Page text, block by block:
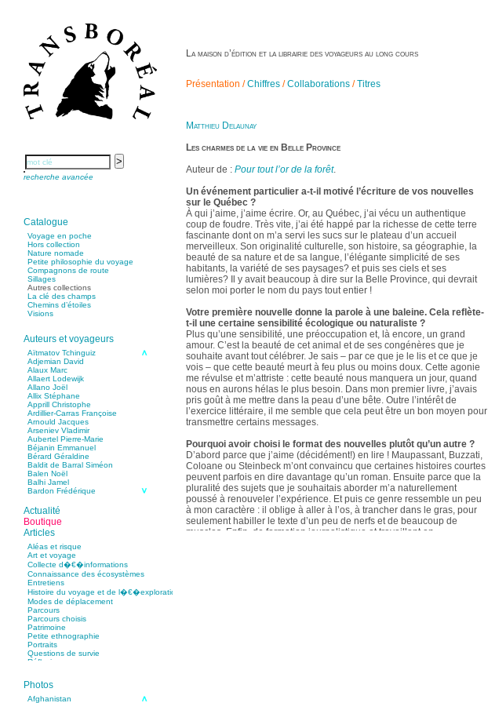
recherche avancée
Catalogue
Voyage en poche
Hors collection
Nature nomade
Petite philosophie du voyage
Compagnons de route
Sillages
Autres collections
La clé des champs
Chemins d’étoiles
Visions
Auteurs et voyageurs
Aïtmatov Tchinguiz
Adjemian David
Alaux Marc
Allaert Lodewijk
Allano Joël
Allix Stéphane
Apprill Christophe
Ardillier-Carras Françoise
Arnould Jacques
Arseniev Vladimir
Aubertel Pierre-Marie
Béjanin Emmanuel
Bérard Géraldine
Baldit de Barral Siméon
Balen Noël
Balhi Jamel
Bardon Frédérique
Bastide Fabien
Baudin Julie
Baujard Jacques
Bazin Sylvain
Bellanger Marc
Bellec Hervé
Belleville Régis
Benestar Géraldine
Benoist Yann
Bertrand Jordane
Bertrandy Antoine
Bezsonov Youri
Bideau Michel-Cosme
Billard Yannick
Blanchet Anne-Lise
Bluntzer Christophe
Bobin Mathieu
Boch Anne-Laure
Boch Julie
Boillot Henri
Bonnem Éric
Boudart Jean-Louis
Actualité
Boutique
Articles
Aléas et risque
Art et voyage
Collecte d�€�informations
Connaissance des écosystèmes
Entretiens
Histoire du voyage et de l�€�exploration
Modes de déplacement
Parcours
Parcours choisis
Patrimoine
Petite ethnographie
Portraits
Questions de survie
Réflexions
Photos
Afghanistan
La maison d’édition et la librairie des voyageurs au long cours
Présentation /Chiffres /Collaborations /Titres
Matthieu Delaunay
Les charmes de la vie en Belle Province
Auteur de : Pour tout l’or de la forêt.
Un événement particulier a-t-il motivé l’écriture de vos nouvelles
sur le Québec ?
À qui j’aime, j’aime écrire. Or, au Québec, j’ai vécu un authentique
coup de foudre. Très vite, j’ai été happé par la richesse de cette terre
fascinante dont on m’a servi les sucs sur le plateau d’un accueil
merveilleux. Son originalité culturelle, son histoire, sa géographie, la
beauté de sa nature et de sa langue, l’élégante simplicité de ses
habitants, la variété de ses paysages? et puis ses ciels et ses
lumières? Il y avait beaucoup à dire sur la Belle Province, qui devrait
selon moi porter le nom du pays tout entier !
Votre première nouvelle donne la parole à une baleine. Cela reflète-
t-il une certaine sensibilité écologique ou naturaliste ?
Plus qu’une sensibilité, une préoccupation et, là encore, un grand
amour. C’est la beauté de cet animal et de ses congénères que je
souhaite avant tout célébrer. Je sais – par ce que je le lis et ce que je
vois – que cette beauté meurt à feu plus ou moins doux. Cette agonie
me révulse et m’attriste : cette beauté nous manquera un jour, quand
nous en aurons hélas le plus besoin. Dans mon premier livre, j’avais
pris goût à me mettre dans la peau d’une bête. Outre l’intérêt de
l’exercice littéraire, il me semble que cela peut être un bon moyen pour
transmettre certains messages.
Pourquoi avoir choisi le format des nouvelles plutôt qu’un autre ?
D’abord parce que j’aime (décidément!) en lire ! Maupassant, Buzzati,
Coloane ou Steinbeck m’ont convaincu que certaines histoires courtes
peuvent parfois en dire davantage qu’un roman. Ensuite parce que la
pluralité des sujets que je souhaitais aborder m’a naturellement
poussé à renouveler l’expérience. Et puis ce genre ressemble un peu
à mon caractère : il oblige à aller à l’os, à trancher dans le gras, pour
seulement habiller le texte d’un peu de nerfs et de beaucoup de
muscles. Enfin, de formation journalistique et travaillant en